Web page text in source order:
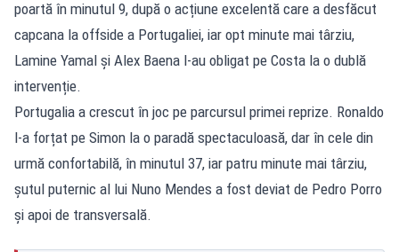
poartă în minutul 9, după o acțiune excelentă care a desfăcut
capcana la offside a Portugaliei, iar opt minute mai târziu,
Lamine Yamal și Alex Baena l-au obligat pe Costa la o dublă
intervenție.
Portugalia a crescut în joc pe parcursul primei reprize. Ronaldo
l-a forțat pe Simon la o paradă spectaculoasă, dar în cele din
urmă confortabilă, în minutul 37, iar patru minute mai târziu,
șutul puternic al lui Nuno Mendes a fost deviat de Pedro Porro
și apoi de transversală.